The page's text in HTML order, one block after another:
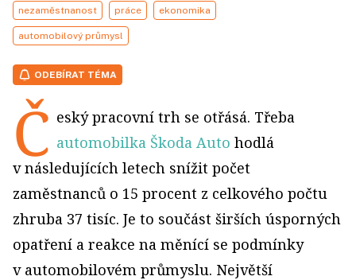
nezaměstnanost práce ekonomika
automobilový průmysl
ODEBÍRAT TÉMA
Č eský pracovní trh se otřásá. Třeba
automobilka Škoda Auto hodlá
v následujících letech snížit počet
zaměstnanců o 15 procent z celkového počtu
zhruba 37 tisíc. Je to součást širších úsporných
opatření a reakce na měnící se podmínky
v automobilovém průmyslu. Největší